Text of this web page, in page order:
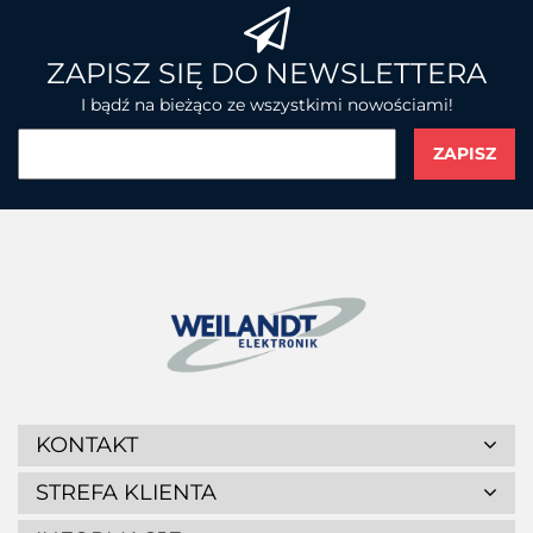
BROTHER
ZAPISZ SIĘ DO NEWSLETTERA
I bądź na bieżąco ze wszystkimi nowościami!
KONTAKT
STREFA KLIENTA